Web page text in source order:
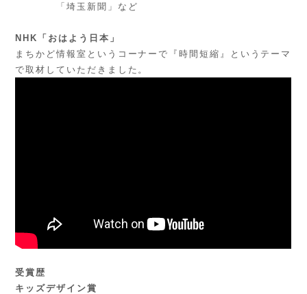
「埼玉新聞」など
NHK「おはよう日本」
まちかど情報室というコーナーで『時間短縮』というテーマ
で取材していただきました。
受賞歴
キッズデザイン賞